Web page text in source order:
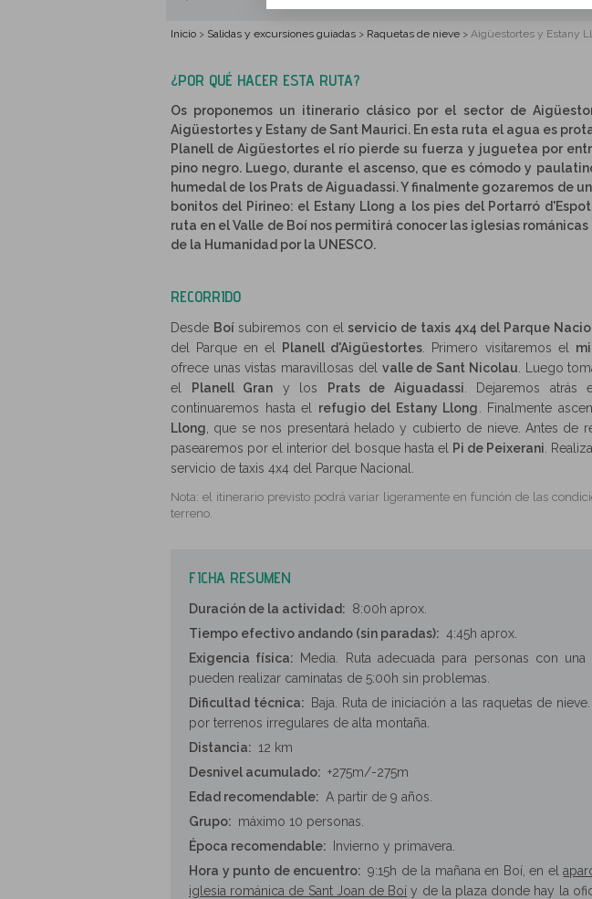
Inicio > Salidas y excursiones guiadas > Raquetas de nieve > Aigüestortes y Estany
¿POR QUÉ HACER ESTA RUTA?
Os proponemos un itinerario clásico por el sector de
Aigüestortes y Estany de Sant Maurici. En esta ruta el agua es
Planell de Aigüestortes el río pierde su fuerza y juguetea por
pino negro. Luego, durante el ascenso, que es cómodo y
humedal de los Prats de Aiguadassi. Y finalmente gozaremos de
bonitos del Pirineo: el Estany Llong a los pies del Portarró
ruta en el Valle de Boí nos permitirá conocer las iglesias
de la Humanidad por la UNESCO.
RECORRIDO
Desde Boísubiremos con elservicio de taxis 4x4 del Parque
del Parque en el
Planell d'Aigüestortes . Primero visitaremos el
ofrece unas vistas maravillosas del valle de Sant Nicolau . Luego
el
Planell Gran y los Prats de Aiguadassi . Dejaremos atrás
continuaremos hasta el refugio del Estany Llong . Finalmente
Llong , que se nos presentará helado y cubierto de nieve. Antes de
pasearemos por el interior del bosque hasta el
Pi de Peixerani .
servicio de taxis 4x4 del Parque Nacional.
Nota: el itinerario previsto podrá variar ligeramente en función de las
terreno.
FICHA RESUMEN
Duración de la actividad: 8:00h aprox.
Tiempo efectivo andando (sin paradas): 4:45h aprox.
Exigencia física:
Media. Ruta adecuada para personas con
pueden realizar caminatas de 5:00h sin problemas.
Dificultad técnica:
Baja. Ruta de iniciación a las raquetas de
por terrenos irregulares de alta montaña.
Distancia: 12 km
Desnivel acumulado: +275m/-275m
Edad recomendable: A partir de 9 años.
Grupo: máximo 10 personas
Época recomendable:
Invierno y primavera.
Hora y punto de encuentro: 9:15h de la mañana en Boí, en el
iglesia románica de Sant Joan de Boí y de la plaza donde hay la